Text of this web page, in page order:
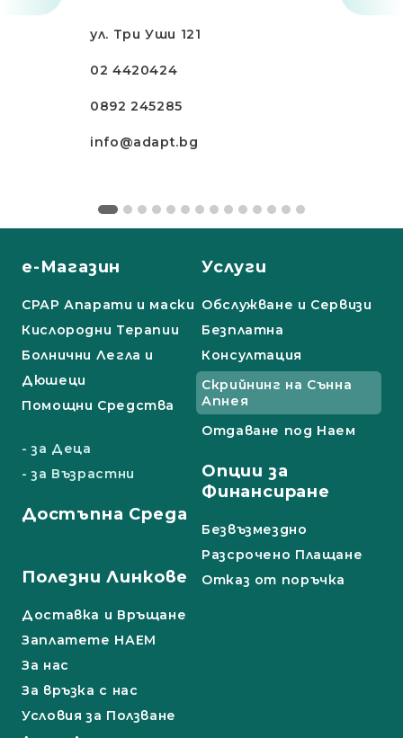
ул. Три Уши 121
02 4420424
0892 245285
info@adapt.bg
е-Магазин
СРАР Апарати и маски
Кислородни Терапии
Болнични Легла и
Дюшеци
Помощни Средства
- за Деца
- за Възрастни
Достъпна Среда
Услуги
Обслужване и Сервизи
Безплатна
Консултация
Скрийнинг на Сънна
Апнея
Отдаване под Наем
Опции за
Финансиране
Безвъзмездно
Разсрочено Плащане
Полезни Линкове
Доставка и Връщане
Заплатете НАЕМ
За нас
За връзка с нас
Условия за Ползване
Отказ от поръчка